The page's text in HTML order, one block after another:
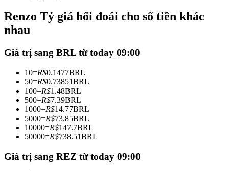
Trở thành Nhà giao dịch Sao chép
Tận hưởng chia sẻ lợi nhuận và hoa hồng giao dịch sao chép
Renzo Tỷ giá hối đoái cho số tiền khác
nhau
Giá trị sang BRL từ today 09:00
10=R$0.1477BRL
50=R$0.73851BRL
100=R$1.48BRL
500=R$7.39BRL
1000=R$14.77BRL
5000=R$73.85BRL
10000=R$147.7BRL
50000=R$738.51BRL
Giá trị sang REZ từ today 09:00